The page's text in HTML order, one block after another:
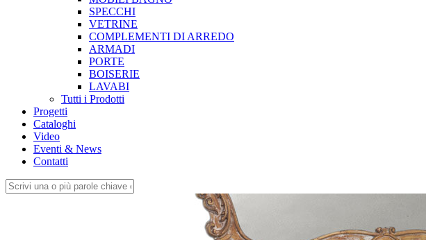
SPECCHI
VETRINE
COMPLEMENTI DI ARREDO
ARMADI
PORTE
BOISERIE
LAVABI
Tutti i Prodotti
Progetti
Cataloghi
Video
Eventi & News
Contatti